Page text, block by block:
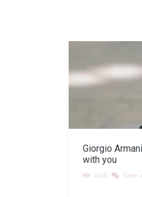
Giorgio
with you
1625 Geen